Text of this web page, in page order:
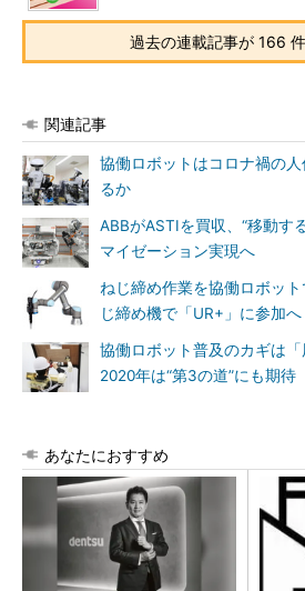
過去の連載記事が 166
関連記事
協働ロボットはコロナ禍の
るか
ABBがASTIを買収、“移動す
マイゼーション実現へ
ねじ締め作業を協働ロボッ
じ締め機で「UR+」に参加へ
協働ロボット普及のカギは「
2020年は“第3の道”にも期待
あなたにおすすめ